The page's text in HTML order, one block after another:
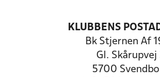
KLUBBENS
Bk Stjernen Af
Gl. Skårupvej
5700